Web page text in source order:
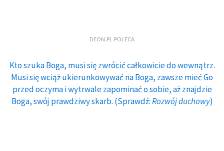
DEON.PL POLECA
Kto szuka Boga, musi się zwrócić całkowicie do wewnątrz.
Musi się wciąż ukierunkowywać na Boga, zawsze mieć Go
przed oczyma i wytrwale zapominać o sobie, aż znajdzie
Boga, swój prawdziwy skarb. (Sprawdź:Rozwój duchowy)